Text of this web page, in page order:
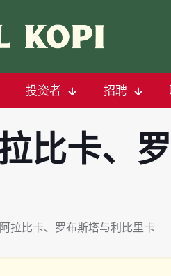
投资者 招聘
比卡、
拉比卡、罗布斯塔与利比里卡